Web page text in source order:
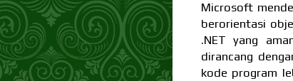
Microsoft
berorientasi
.NET yang
dirancang
kode program